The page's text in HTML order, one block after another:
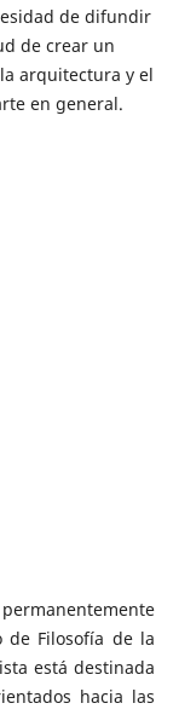
de difundir
de crear un
arquitectura y el
en general.
de Filosofía de la
está destinada
hacia las